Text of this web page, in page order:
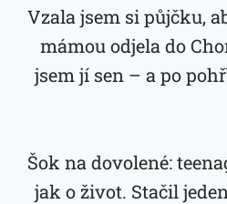
Vzala jsem si půjčku,
mámou odjela do
jsem jí sen – a po
Šok na dovolené:
jak o život. Stačil